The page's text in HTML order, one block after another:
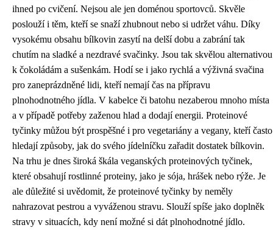
ihned po cvičení. Nejsou ale jen doménou sportovců. Skvěle
poslouží i těm, kteří se snaží zhubnout nebo si udržet váhu. Díky
vysokému obsahu bílkovin zasytí na delší dobu a zabrání tak
chutím na sladké a nezdravé svačinky. Jsou tak skvělou alternativou
k čokoládám a sušenkám. Hodí se i jako rychlá a výživná svačina
pro zaneprázdněné lidi, kteří nemají čas na přípravu
plnohodnotného jídla. V kabelce či batohu nezaberou mnoho místa
a v případě potřeby zaženou hlad a dodají energii. Proteinové
tyčinky můžou být prospěšné i pro vegetariány a vegany, kteří často
hledají způsoby, jak do svého jídelníčku zařadit dostatek bílkovin.
Na trhu je dnes široká škála veganských proteinových tyčinek,
které obsahují rostlinné proteiny, jako je sója, hrášek nebo rýže. Je
ale důležité si uvědomit, že proteinové tyčinky by neměly
nahrazovat pestrou a vyváženou stravu. Slouží spíše jako doplněk
stravy v situacích, kdy není možné si dát plnohodnotné jídlo.